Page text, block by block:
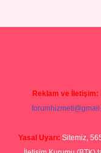
Reklam ve İletişim:
Yasal Uyarı: Sitemiz,